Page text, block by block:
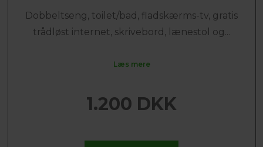
Dobbeltseng, toilet/bad, fladskærms-tv, gratis
trådløst internet, skrivebord, lænestol og...
Læs mere
1.200 DKK